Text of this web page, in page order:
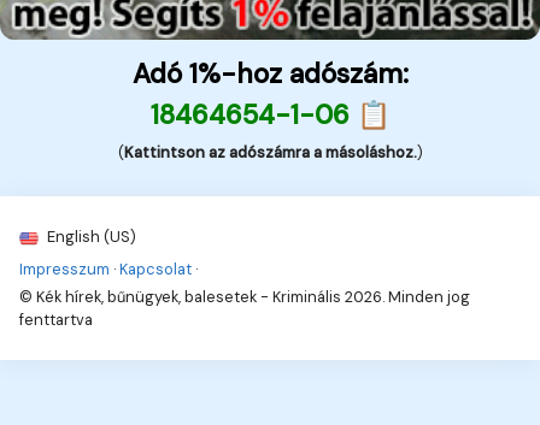
Adó 1%-hoz adószám:
18464654-1-06 📋
(Kattintson az adószámra a másoláshoz.)
English (US)
Impresszum ·Kapcsolat ·
© Kék hírek, bűnügyek, balesetek - Kriminális 2026. Minden jog
fenttartva